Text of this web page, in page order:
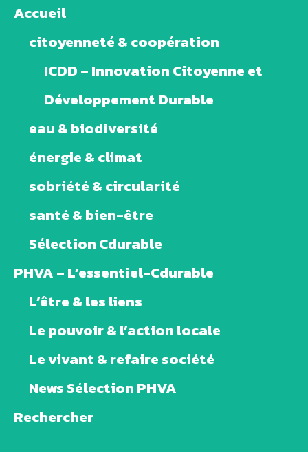
Accueil
citoyenneté & coopération
ICDD – Innovation Citoyenne et
Développement Durable
eau & biodiversité
énergie & climat
sobriété & circularité
santé & bien-être
Sélection Cdurable
PHVA – L’essentiel-Cdurable
L’être & les liens
Le pouvoir & l’action locale
Le vivant & refaire société
News Sélection PHVA
Rechercher